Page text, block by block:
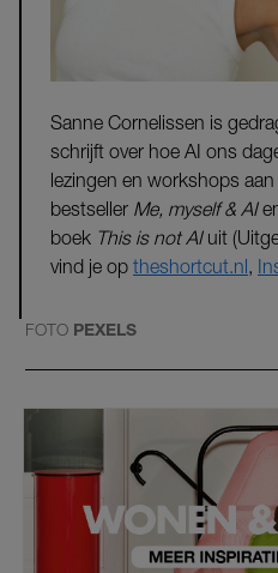
Sanne Cornelissen is
schrijft over hoe AI ons
lezingen en workshops
bestseller Me, myself & AI
boek This is not AIuit
vind je op theshortcut.nl,
FOTO PEXELS